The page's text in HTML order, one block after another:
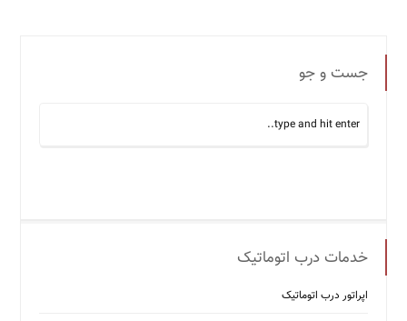
جست و جو
خدمات درب اتوماتیک
اپراتور درب اتوماتیک